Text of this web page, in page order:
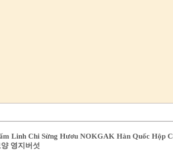
Linh Chi Sừng Hươu NOKGAK Hàn Quốc Hộp
양 영지버섯